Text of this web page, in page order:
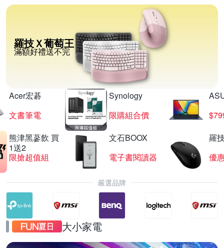
羅技Ｘ葡萄王
滿額好禮送不完
Acer宏碁
文書筆電
Synology
限購組合價
熊津黑蔘飲 買
1送2
限搶超值組
文石BOOX
電子書閱讀器
羅
優
嚴選品牌
大小家電